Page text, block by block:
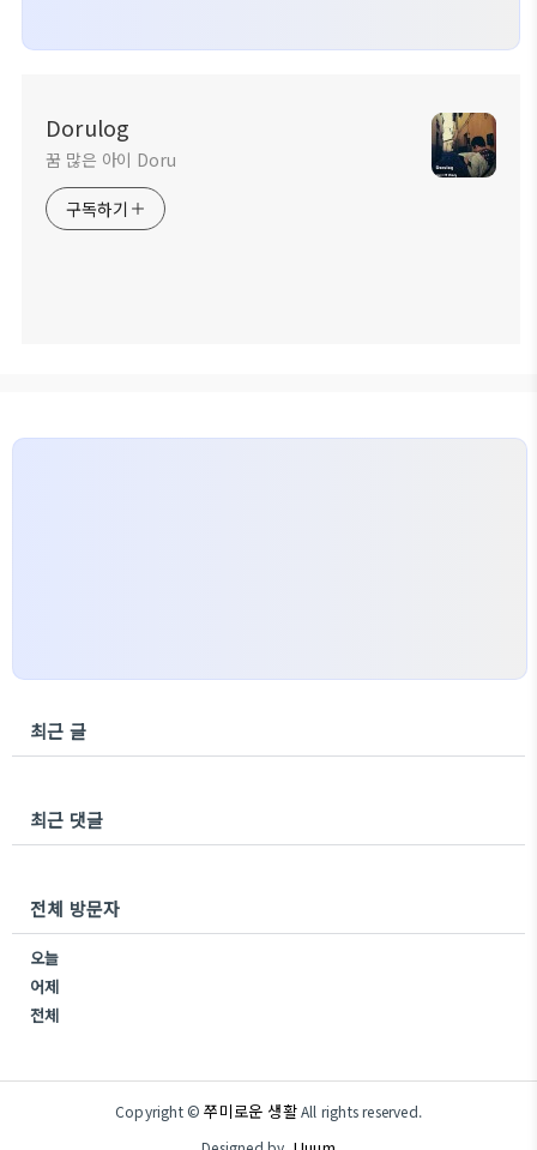
Dorulog
꿈 많은 아이 Doru
구독하기
최근 글
최근 댓글
전체 방문자
오늘
어제
전체
Copyright ©쭈미로운 생활All rights reserved.